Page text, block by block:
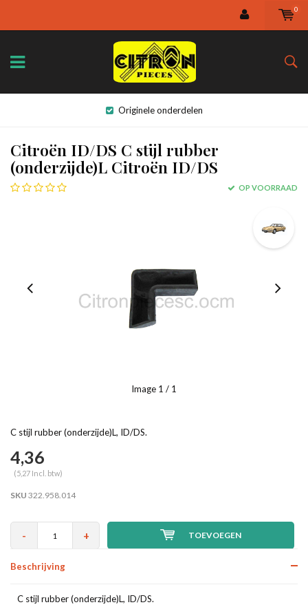
0
Originele onderdelen
Citroën ID/DS C stijl rubber
(onderzijde)L Citroën ID/DS
OP VOORRAAD
Image 1 / 1
C stijl rubber (onderzijde)L, ID/DS.
4,36
(5,27 Incl. btw)
SKU 322.958.014
- + TOEVOEGEN
Beschrijving
C stijl rubber (onderzijde)L, ID/DS.